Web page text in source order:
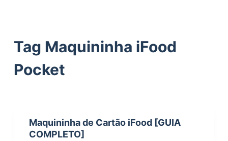
Tag Maquininha iFood
Pocket
Maquininha de Cartão iFood [GUIA
COMPLETO]